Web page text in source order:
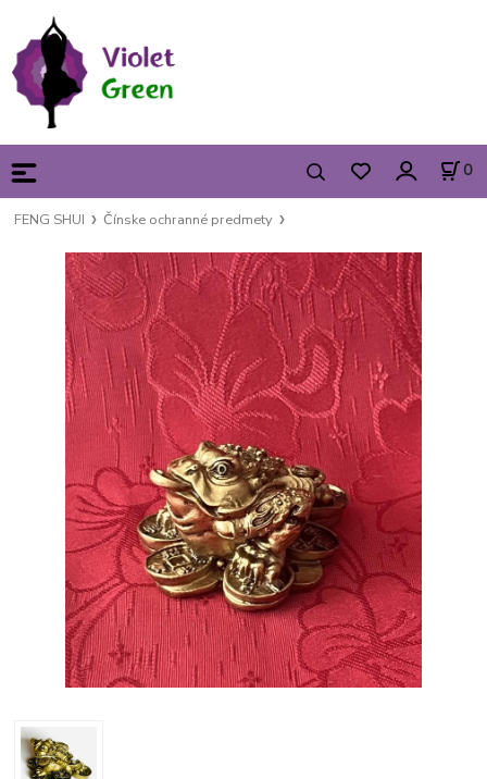
0
FENG SHUI Čínske ochranné predmety